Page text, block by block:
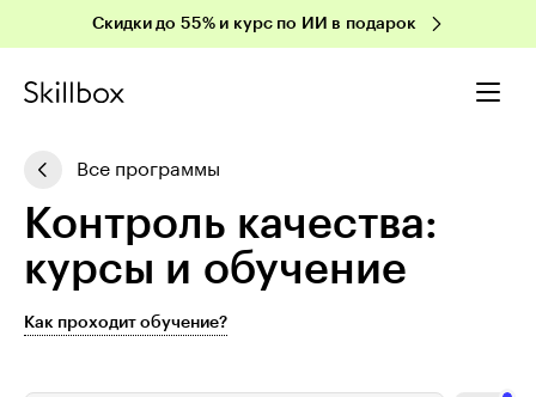
Скидки до 55% и курс по ИИ в подарок
Все программы
Контроль качества:
курсы и обучение
Как проходит обучение?